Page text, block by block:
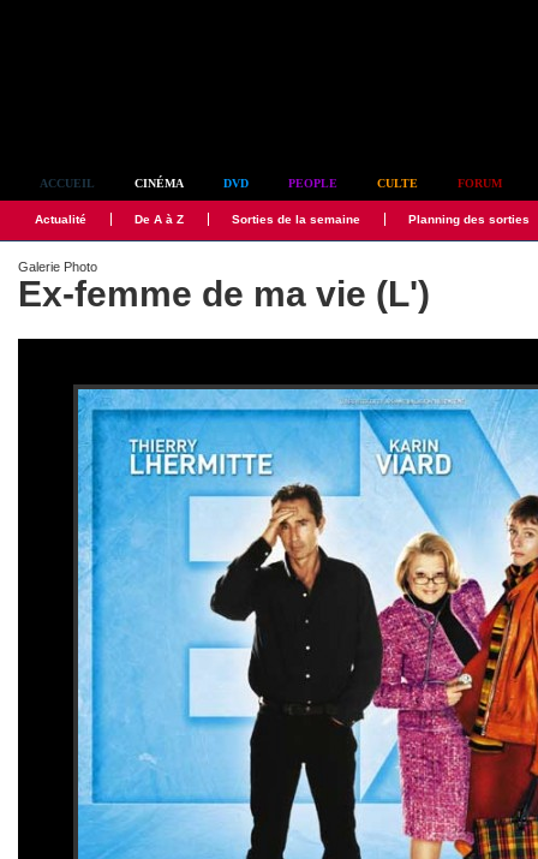
ACCUEIL CINÉMA DVD PEOPLE CULTE FORUM
Actualité De A à Z Sorties de la semaine Planning des sorties
Galerie Photo
Ex-femme de ma vie (L')